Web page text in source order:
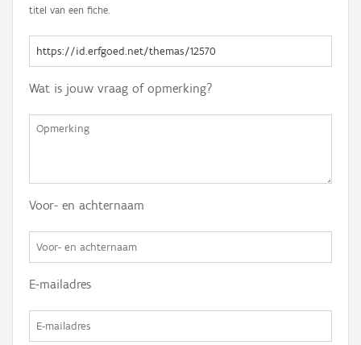
titel van een fiche.
Wat is jouw vraag of opmerking?
Voor- en achternaam
E-mailadres